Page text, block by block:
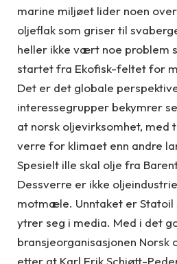
marine miljøet lider noen
oljeflak som griser til
heller ikke vært noe problem
startet fra Ekofisk-feltet for
Det er det globale
interessegrupper bekymrer
at norsk oljevirksomhet, med
verre for klimaet enn andre
Spesielt ille skal olje fra
Dessverre er ikke
motmæle. Unntaket er Statoil
ytrer seg i media. Med i det
bransjeorganisasjonen Norsk
etter at Karl Erik Schjøtt-